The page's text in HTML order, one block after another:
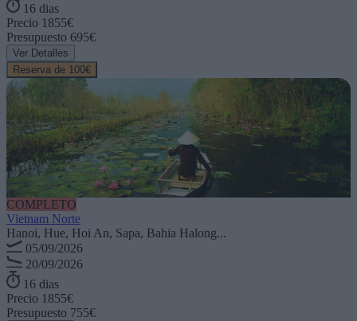
16 dias
Precio 1855€
Presupuesto 695€
Ver Detalles
Reserva de 100€
COMPLETO
Vietnam Norte
Hanoi, Hue, Hoi An, Sapa, Bahia Halong...
05/09/2026
20/09/2026
16 dias
Precio 1855€
Presupuesto 755€